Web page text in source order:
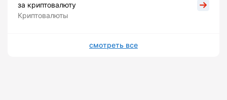
за криптовалюту
Криптовалюты
смотреть все